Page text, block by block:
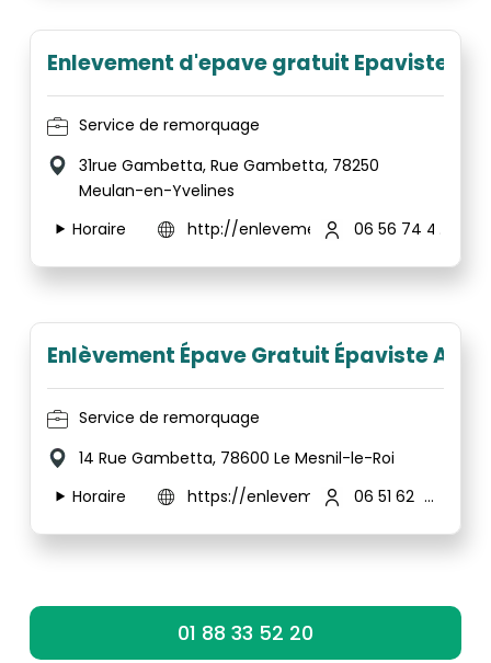
Enlevement d'epave gratuit Epaviste/
Service de remorquage
31rue Gambetta, Rue Gambetta, 78250
Meulan-en-Yvelines
Horaire
http://enlevement-d-epaves--
06 56 74 46 95
Enlèvement Épave Gratuit Épaviste
Service de remorquage
14 Rue Gambetta, 78600 Le Mesnil-le-Roi
Horaire
https://enlevement-depave-gratuit.fr/
06 51 62 25 61
01 88 33 52 20